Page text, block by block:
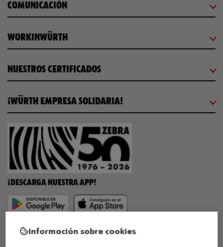
COMUNICACIÓN
WORKINWÜRTH
NUESTROS CERTIFICADOS
¡WÜRTH EMPRESA SOLIDARIA!
¡DESCARGA NUESTRA APP!
MÉTODOS DE PAGO
Información sobre cookies